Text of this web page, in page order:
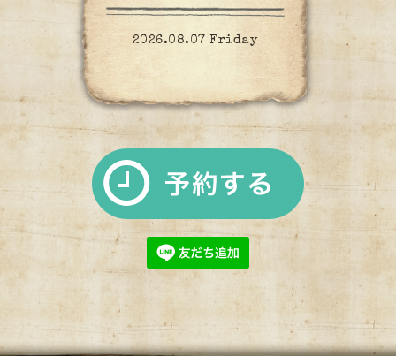
2026.08.07 Friday